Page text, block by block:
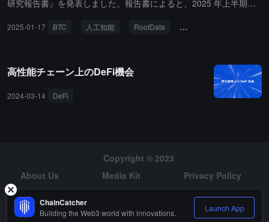
間に提供され、高スループットの Layer 2 ネットワークと生産環境
ィードバック、並列実行、強化された AI モデルサポートが含まれ
研究報告書』を発表しました。報告書によると、2025 年上半期の
です。2025 H1 人気 TGE 資金調達概要（*は既に TGE を実施した
が含まれます；資金調達総額が 5000 万ドルから 1 億ドルの間のプ
ロジェクトには Babylon、*Scroll、Morpho、Eclipse が含まれま
biotic、*deBridge、*Grass が含まれます。さらに、OTC 市場の見
積もり金額は全体的に上昇し、総取引量は 262 件で、前月比で 3%
減少しました； 総注文見積もり金額は 12 億ドルに達し、前月比で
29% 増加し、平均取引額は 520 万ドルで、前月比で 34% 増加しま
した。買い手の割合は 41.98%、売り手の割合は 58.02% です。20
2025-01-17 BTC 人工知能 RootData TGEプロジェクト
高性能チェーン上のDeFi機会
2024-03-14 DeFi
Copyright © 2023
About Us
Media Kit
Privacy Policy
Risk Warning
Hiring
ChainCatcher
Building the Web3 world with innovations. Launch App